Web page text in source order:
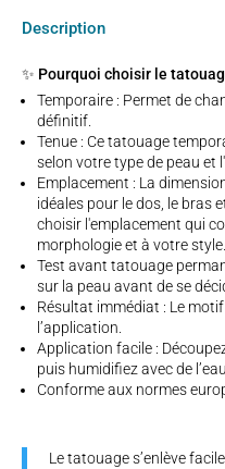
Description
✨ Pourquoi choisir le
Temporaire : Permet de
définitif.
Tenue : Ce tatouage
selon votre type de peau et
Emplacement : La
idéales pour le dos, le bras
choisir l'emplacement qui
morphologie et à votre style.
Test avant tatouage
sur la peau avant de se
Résultat immédiat : Le
l’application.
Application facile :
puis humidifiez avec de l’eau.
Conforme aux normes
Le tatouage s’enlève